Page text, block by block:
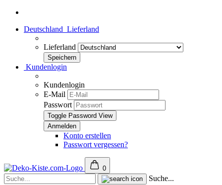
Deutschland Lieferland
Lieferland
Kundenlogin
Kundenlogin
E-Mail
Passwort
Toggle Password View
Konto erstellen
Passwort vergessen?
0
Suche...